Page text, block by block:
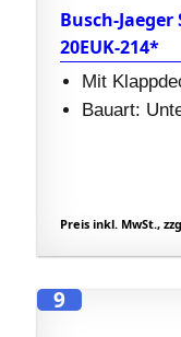
Busch-
20EUK-214*
Mit
Bauart:
Preis inkl. MwSt.,
9